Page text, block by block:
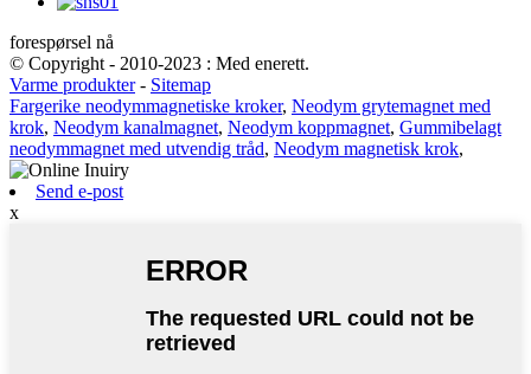
forespørsel nå
© Copyright - 2010-2023 : Med enerett.
Varme produkter- Sitemap
Fargerike neodymmagnetiske kroker, Neodym grytemagnet med
krok, Neodym kanalmagnet, Neodym koppmagnet, Gummibelagt
neodymmagnet med utvendig tråd, Neodym magnetisk krok,
Send e-post
x